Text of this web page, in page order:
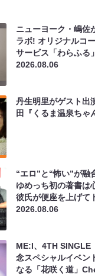
ニューヨーク・嶋佐
ラボ! オリジナルコ
サービス「わらふる
2026.08.06
丹生明里がゲスト出
田『くるま温泉ちゃ
“エロ”と“怖い”が融
ゆめっち初の著書は
彼氏が便座を上げて
2026.08.06
ME:I、4TH SINGLE
念スペシャルイベン
なる「花咲く道」